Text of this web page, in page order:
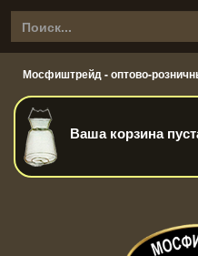
Мосфиштрейд - оптово-
Ваша корзина